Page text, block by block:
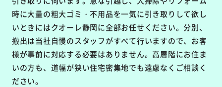
時に大量の粗大ゴミ・不用品を一気に引き取りして欲し
いときにはクオーレ静岡に全部お任せください。分別、
搬出は当社自慢のスタッフがすべて行いますので、お客
様が事前に対応する必要はありません。高層階にお住ま
いの方も、道幅が狭い住宅密集地でも遠慮なくご相談く
ださい。